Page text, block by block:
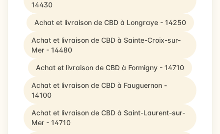
14430
Achat et livraison de CBD à Longraye - 14250
Achat et livraison de CBD à Sainte-Croix-sur-
Mer - 14480
Achat et livraison de CBD à Formigny - 14710
Achat et livraison de CBD à Fauguernon -
14100
Achat et livraison de CBD à Saint-Laurent-sur-
Mer - 14710